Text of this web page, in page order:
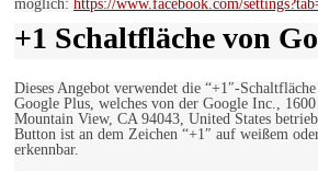
möglich: https://www.facebook.com/
+1 Schaltfläche von
Dieses Angebot verwendet die “+1″-
Google Plus, welches von der Google Inc.,
Mountain View, CA 94043, United States
Button ist an dem Zeichen “+1″ auf weißem
erkennbar.